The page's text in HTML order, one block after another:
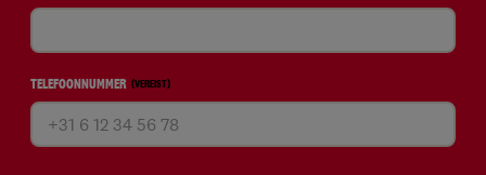
TELEFOONNUMMER (VEREIST)